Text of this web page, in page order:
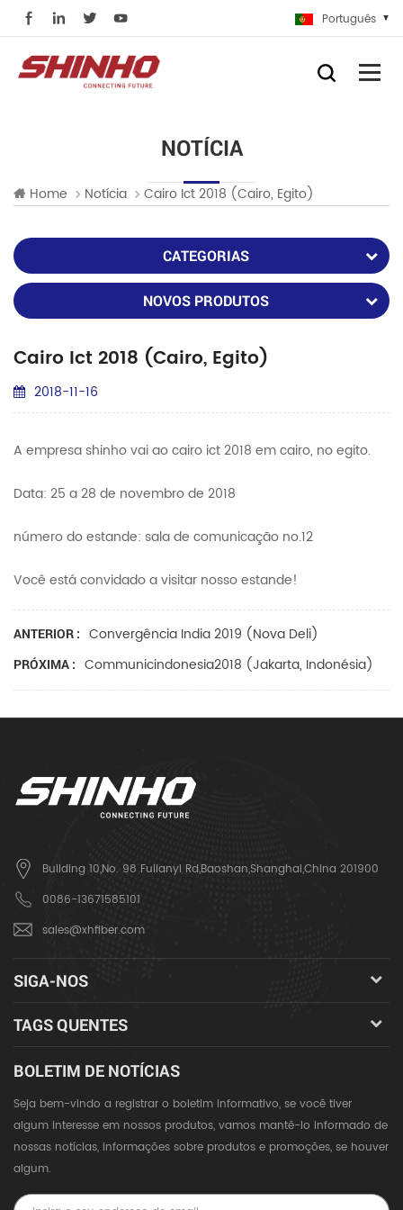
Português
NOTÍCIA
Home Notícia Cairo Ict 2018 (cairo, Egito)
CATEGORIAS
NOVOS PRODUTOS
Cairo Ict 2018 (cairo, Egito)
2018-11-16
A empresa shinho vai ao cairo ict 2018 em cairo, no egito.
Data: 25 a 28 de novembro de 2018
número do estande: sala de comunicação no.12
Você está convidado a visitar nosso estande!
ANTERIOR : Convergência India 2019 (nova Deli)
PRÓXIMA : Communicindonesia2018 (jakarta, Indonésia)
Building 10,No. 98 Fulianyi Rd,Baoshan,Shanghai,China 201900
0086-13671585101
sales@xhfiber.com
SIGA-NOS
TAGS QUENTES
BOLETIM DE NOTÍCIAS
Seja bem-vindo a registrar o boletim informativo, se você tiver
algum interesse em nossos produtos, vamos mantê-lo informado de
nossas notícias, informações sobre produtos e promoções, se houver
algum.